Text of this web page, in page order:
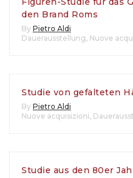
den Brand Roms
By Pietro Aldi
Dauerausstellung, Nuove
Studie von gefalteten
By Pietro Aldi
Nuove acquisizioni,
Studie aus den 80er